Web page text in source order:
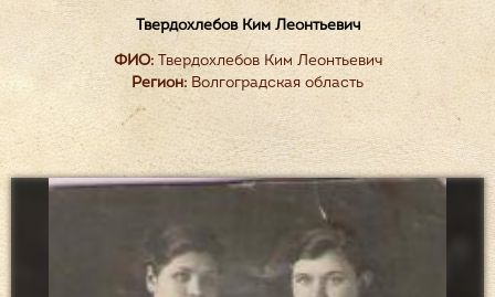
Твердохлебов Ким Леонтьевич
ФИО:Твердохлебов Ким Леонтьевич
Регион: Волгоградская область